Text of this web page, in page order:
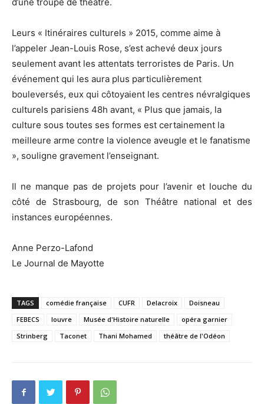
Leurs « Itinéraires culturels » 2015, comme aime à
l’appeler Jean-Louis Rose, s’est achevé deux jours
seulement avant les attentats terroristes de Paris. Un
événement qui les aura plus particulièrement
bouleversés, eux qui côtoyaient les centres névralgiques
culturels parisiens 48h avant, « Plus que jamais, la
culture sous toutes ses formes est certainement la
meilleure arme contre la violence aveugle et le fanatisme
», souligne gravement l’enseignant.
Il ne manque pas de projets pour l’avenir et louche du
côté de Strasbourg, de son Théâtre national et des
instances européennes.
Anne Perzo-Lafond
Le Journal de Mayotte
TAGS comédie française CUFR Delacroix
Doisneau
FEBECS
louvre Musée d'Histoire naturelle
opéra garnier
Strinberg
Taconet Thani Mohamed théâtre de l'Odéon